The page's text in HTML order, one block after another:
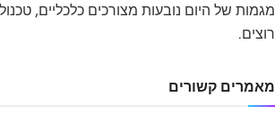
מגמות של היום נובעות מצורכים כלכליים,
רוצים.
מאמרים קשורים